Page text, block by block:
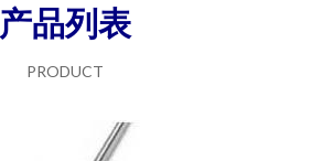
产品列表
PRODUCT